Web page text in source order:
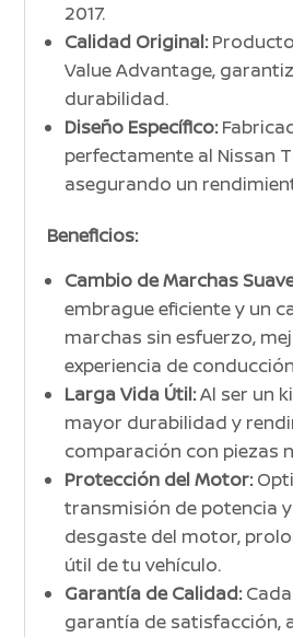
2017.
Calidad Original:Producto
Value Advantage,
durabilidad.
Diseño Específico:
perfectamente al Nissan
asegurando un
Beneficios:
Cambio de Marchas
embrague eficiente y un
marchas sin esfuerzo,
experiencia de
Larga Vida Útil:Al ser un
mayor durabilidad y
comparación con piezas
Protección del Motor:
transmisión de potencia
desgaste del motor,
útil de tu vehículo.
Garantía de Calidad:
garantía de satisfacción,